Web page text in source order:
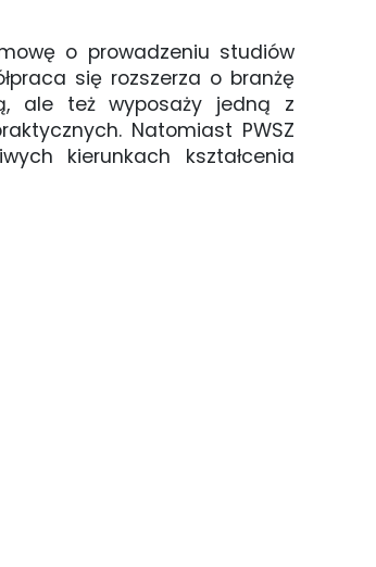
o prowadzeniu studiów
się rozszerza o branżę
ale też wyposaży jedną z
Natomiast PWSZ
kierunkach kształcenia